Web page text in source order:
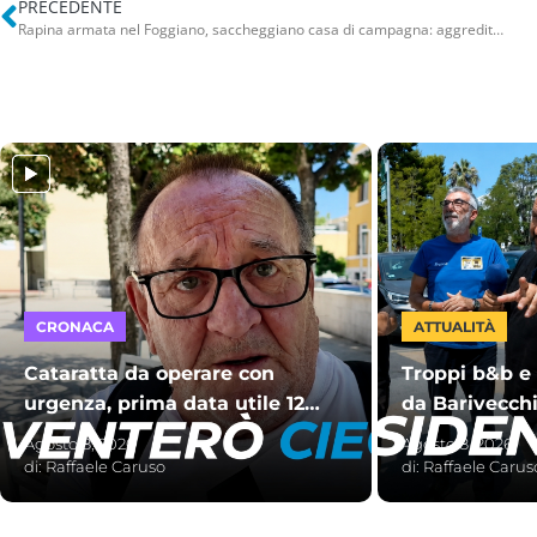
PRECEDENTE
Rapina armata nel Foggiano, saccheggiano casa di campagna: aggredite anziana e figlie. Ladri in fuga
CRONACA
Cataratta da operare con
urgenza, prima data utile 12
dicembre 2028. Franco:
“Diventerò cieco”
Agosto 8, 2026
di:Raffaele Caruso
ATTUALITÀ
Troppi b&b
da
atti
peggio”
Agosto 8, 2026
di: Raffaele